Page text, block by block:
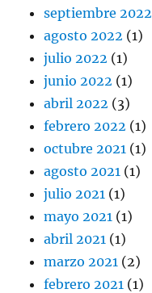
septiembre 2022
agosto 2022 (1)
julio 2022 (1)
junio 2022 (1)
abril 2022 (3)
febrero 2022 (1)
octubre 2021 (1)
agosto 2021 (1)
julio 2021 (1)
mayo 2021 (1)
abril 2021 (1)
marzo 2021 (2)
febrero 2021 (1)